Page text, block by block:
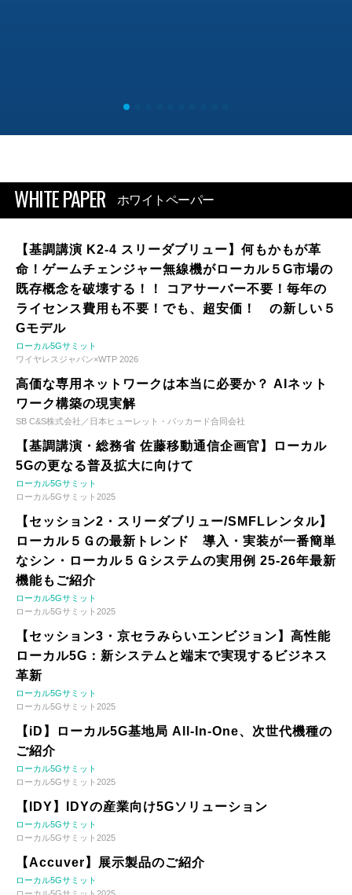
WHITE PAPER ホワイトペーパー
【基調講演 K2-4 スリーダブリュー】何もかもが革
命！ゲームチェンジャー無線機がローカル５G市場の
既存概念を破壊する！！ コアサーバー不要！毎年の
ライセンス費用も不要！でも、超安価！ の新しい５
Gモデル
ローカル5Gサミット
ワイヤレスジャパン×WTP 2026
高価な専用ネットワークは本当に必要か？ AIネット
ワーク構築の現実解
SB C&S株式会社／日本ヒューレット・パッカード合同会社
【基調講演・総務省 佐藤移動通信企画官】ローカル
5Gの更なる普及拡大に向けて
ローカル5Gサミット
ローカル5Gサミット2025
【セッション2・スリーダブリュー/SMFLレンタル】
ローカル５Ｇの最新トレンド 導入・実装が一番簡単
なシン・ローカル５Ｇシステムの実用例 25-26年最新
機能もご紹介
ローカル5Gサミット
ローカル5Gサミット2025
【セッション3・京セラみらいエンビジョン】高性能
ローカル5G：新システムと端末で実現するビジネス
革新
ローカル5Gサミット
ローカル5Gサミット2025
【iD】ローカル5G基地局 All-In-One、次世代機種の
ご紹介
ローカル5Gサミット
ローカル5Gサミット2025
【IDY】IDYの産業向け5Gソリューション
ローカル5Gサミット
ローカル5Gサミット2025
【Accuver】展示製品のご紹介
ローカル5Gサミット